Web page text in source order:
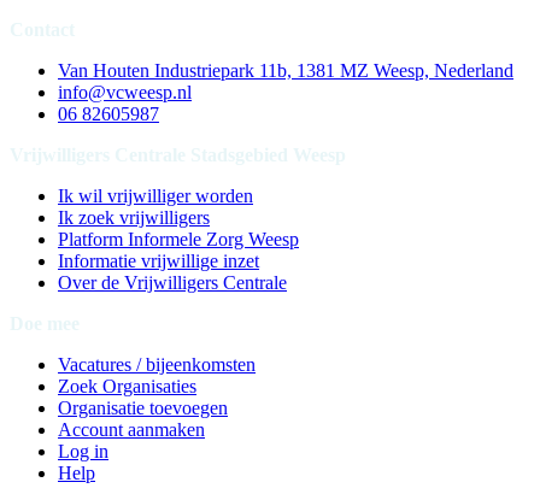
Van Houten Industriepark 11b, 1381 MZ Weesp, Nederland
info@vcweesp.nl
06 82605987
Ik wil vrijwilliger worden
Ik zoek vrijwilligers
Platform Informele Zorg Weesp
Informatie vrijwillige inzet
Over de Vrijwilligers Centrale
Vacatures / bijeenkomsten
Zoek Organisaties
Organisatie toevoegen
Account aanmaken
Log in
Help